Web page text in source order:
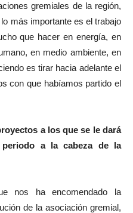
gremiales de la región,
más importante es el trabajo
que hacer en energía, en
en medio ambiente, en
es tirar hacia adelante el
con que habíamos partido el
a los que se le dará
a la cabeza de la
nos ha encomendado la
de la asociación gremial,